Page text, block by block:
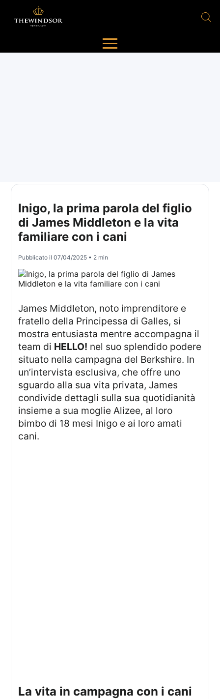
Inigo, la prima parola del figlio
di James Middleton e la vita
familiare con i cani
Pubblicato il07/04/2025 • 2 min
James Middleton, noto imprenditore e
fratello della Principessa di Galles, si
mostra entusiasta mentre accompagna il
team di HELLO! nel suo splendido podere
situato nella campagna del Berkshire. In
un’intervista esclusiva, che offre uno
sguardo alla sua vita privata, James
condivide dettagli sulla sua quotidianità
insieme a sua moglie Alizee, al loro
bimbo di 18 mesi Inigo e ai loro amati
cani.
la vita in campagna con i cani